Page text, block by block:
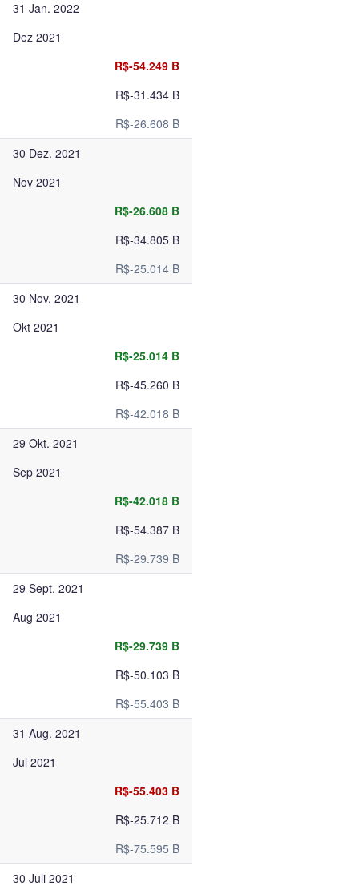
31 Jan. 2022
Dez 2021
R$-54.249 B
R$-31.434 B
R$-26.608 B
30 Dez. 2021
Nov 2021
R$-26.608 B
R$-34.805 B
R$-25.014 B
30 Nov. 2021
Okt 2021
R$-25.014 B
R$-45.260 B
R$-42.018 B
29 Okt. 2021
Sep 2021
R$-42.018 B
R$-54.387 B
R$-29.739 B
29 Sept. 2021
Aug 2021
R$-29.739 B
R$-50.103 B
R$-55.403 B
31 Aug. 2021
Jul 2021
R$-55.403 B
R$-25.712 B
R$-75.595 B
30 Juli 2021